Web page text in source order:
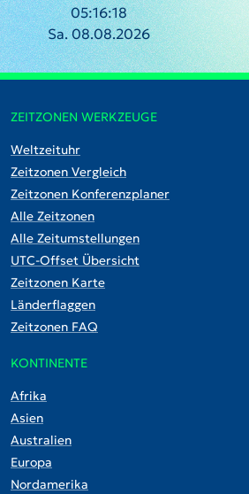
05:16:19
Sa. 08.08.2026
ZEITZONEN WERKZEUGE
Weltzeituhr
Zeitzonen Vergleich
Zeitzonen Konferenzplaner
Alle Zeitzonen
Alle Zeitumstellungen
UTC-Offset Übersicht
Zeitzonen Karte
Länderflaggen
Zeitzonen FAQ
KONTINENTE
Afrika
Asien
Australien
Europa
Nordamerika